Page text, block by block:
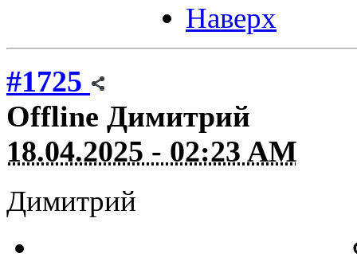
Наверх
#1725
Offline Димитрий
18.04.2025 - 02:23 AM
Димитрий